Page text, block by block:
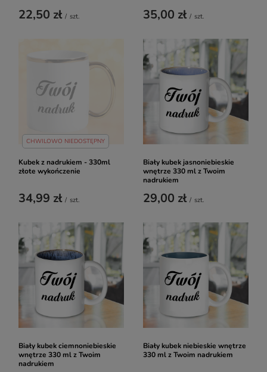
22,50 zł / szt. 35,00 zł / szt.
CHWILOWO NIEDOSTĘPNY
Kubek z nadrukiem - 330ml
złote wykończenie
34,99 zł / szt.
Biały kubek jasnoniebieskie
wnętrze 330 ml z Twoim
nadrukiem
29,00 zł / szt.
Biały kubek ciemnoniebieskie
wnętrze 330 ml z Twoim
nadrukiem
Biały kubek niebieskie wnętrze
330 ml z Twoim nadrukiem